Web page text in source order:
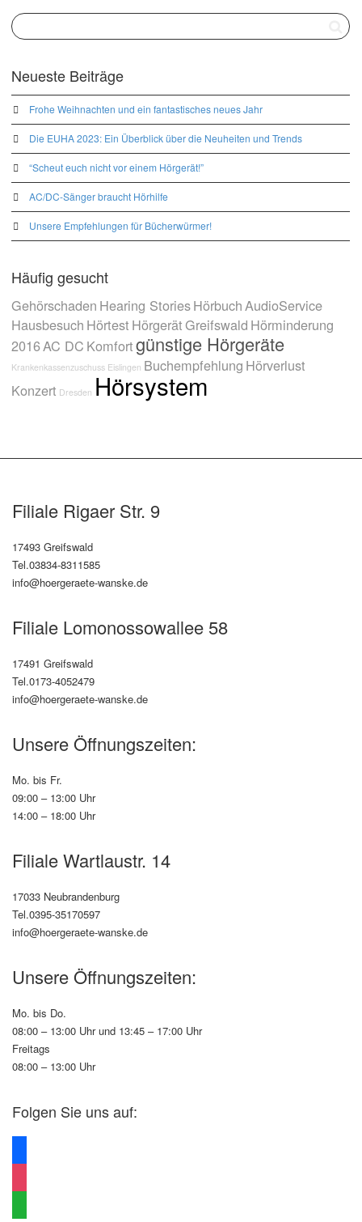
Neueste Beiträge
Frohe Weihnachten und ein fantastisches neues Jahr
Die EUHA 2023: Ein Überblick über die Neuheiten und Trends
“Scheut euch nicht vor einem Hörgerät!”
AC/DC-Sänger braucht Hörhilfe
Unsere Empfehlungen für Bücherwürmer!
Häufig gesucht
Gehörschaden Hearing StoriesHörbuchAudioService
Hausbesuch Hörtest HörgerätGreifswald Hörminderung
2016AC DC Komfortgünstige Hörgeräte
Krankenkassenzuschuss Eislingen Buchempfehlung Hörverlust
Konzert Dresden Hörsystem
Filiale Rigaer Str. 9
17493 Greifswald
Tel.03834-8311585
info@hoergeraete-wanske.de
Filiale Lomonossowallee 58
17491 Greifswald
Tel.0173-4052479
info@hoergeraete-wanske.de
Unsere Öffnungszeiten:
Mo. bis Fr.
09:00 – 13:00 Uhr
14:00 – 18:00 Uhr
Filiale Wartlaustr. 14
17033 Neubrandenburg
Tel.0395-35170597
info@hoergeraete-wanske.de
Unsere Öffnungszeiten:
Mo. bis Do.
08:00 – 13:00 Uhr und 13:45 – 17:00 Uhr
Freitags
08:00 – 13:00 Uhr
Folgen Sie uns auf:
facebook
instagram
whatsapp